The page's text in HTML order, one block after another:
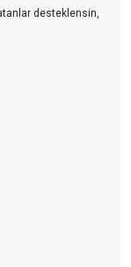
desteklensin,